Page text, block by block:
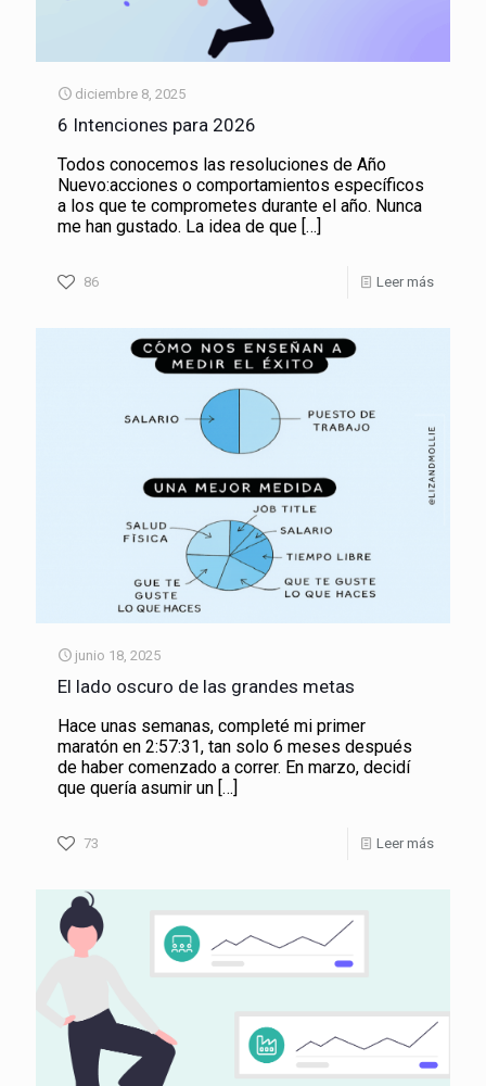
diciembre 8, 2025
6 Intenciones para 2026
Todos conocemos las resoluciones de Año
Nuevo:acciones o comportamientos específicos
a los que te comprometes durante el año. Nunca
me han gustado. La idea de que […]
86 Leer más
junio 18, 2025
El lado oscuro de las grandes metas
Hace unas semanas, completé mi primer
maratón en 2:57:31, tan solo 6 meses después
de haber comenzado a correr. En marzo, decidí
que quería asumir un […]
73 Leer más